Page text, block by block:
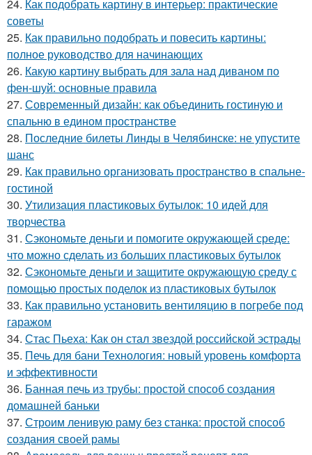
24. Как подобрать картину в интерьер: практические
советы
25. Как правильно подобрать и повесить картины:
полное руководство для начинающих
26. Какую картину выбрать для зала над диваном по
фен-шуй: основные правила
27. Современный дизайн: как объединить гостиную и
спальню в едином пространстве
28. Последние билеты Линды в Челябинске: не упустите
шанс
29. Как правильно организовать пространство в спальне-
гостиной
30. Утилизация пластиковых бутылок: 10 идей для
творчества
31. Сэкономьте деньги и помогите окружающей среде:
что можно сделать из больших пластиковых бутылок
32. Сэкономьте деньги и защитите окружающую среду с
помощью простых поделок из пластиковых бутылок
33. Как правильно установить вентиляцию в погребе под
гаражом
34. Стас Пьеха: Как он стал звездой российской эстрады
35. Печь для бани Технология: новый уровень комфорта
и эффективности
36. Банная печь из трубы: простой способ создания
домашней баньки
37. Строим ленивую раму без станка: простой способ
создания своей рамы